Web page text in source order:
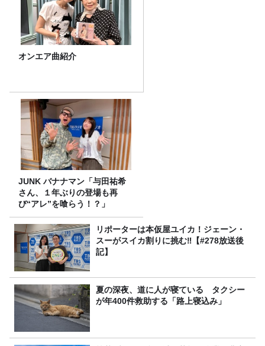
オンエア曲紹介
JUNK バナナマン「与田祐希
さん、１年ぶりの登場も再
び“アレ”を喰らう！？」
リポーターは本仮屋ユイカ！ジェーン・
スーがスイカ割りに挑む‼【#278放送後
記】
夏の深夜、道に人が寝ている タクシー
が年400件救助する「路上寝込み」